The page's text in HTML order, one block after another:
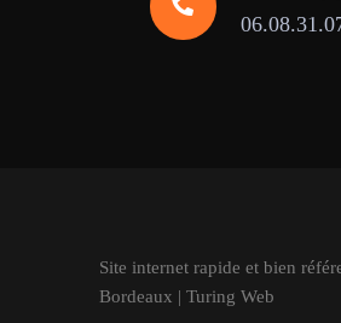
Site internet rapide et bien
Bordeaux | Turing Web